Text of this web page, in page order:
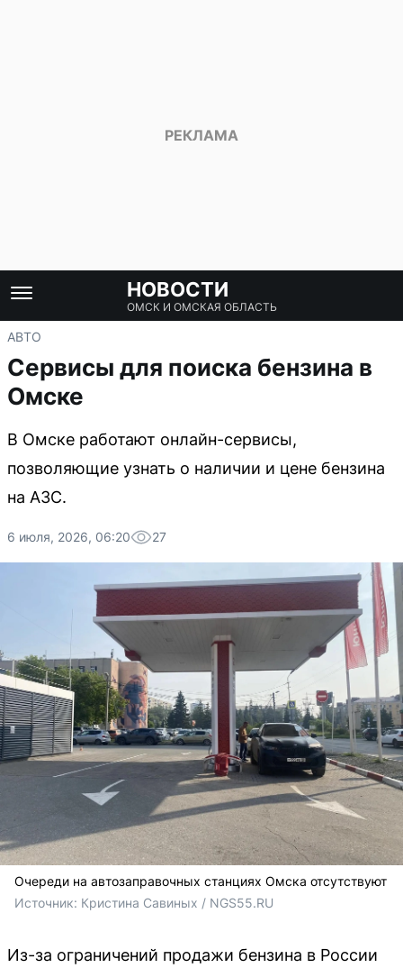
НОВОСТИ
ОМСК И ОМСКАЯ ОБЛАСТЬ
АВТО
Сервисы для поиска бензина в
Омске
В Омске работают онлайн-сервисы,
позволяющие узнать о наличии и цене бензина
на АЗС.
6 июля, 2026, 06:20 27
Очереди на автозаправочных станциях Омска отсутствуют
Источник: Кристина Савиных / NGS55.RU
Из-за ограничений продажи бензина в России